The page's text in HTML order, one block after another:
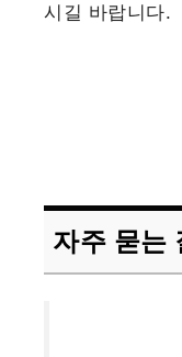
시길 바랍니다.
자주 묻는